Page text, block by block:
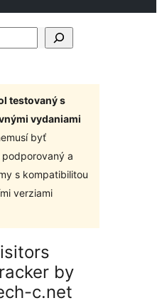
testovaný s
vydaniami
byť
a
s kompatibilitou
verziami
by
c.net